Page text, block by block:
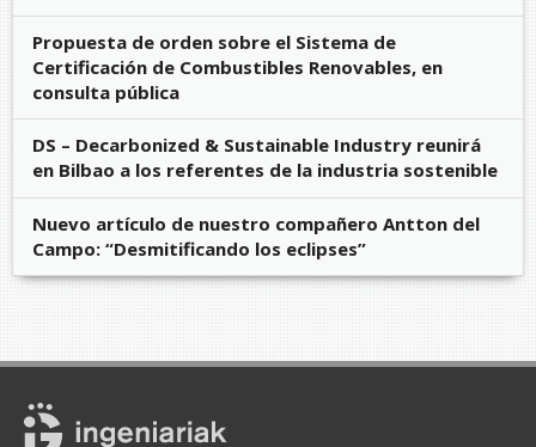
Propuesta de orden sobre el Sistema de
Certificación de Combustibles Renovables, en
consulta pública
DS – Decarbonized & Sustainable Industry reunirá
en Bilbao a los referentes de la industria sostenible
Nuevo artículo de nuestro compañero Antton del
Campo: “Desmitificando los eclipses”